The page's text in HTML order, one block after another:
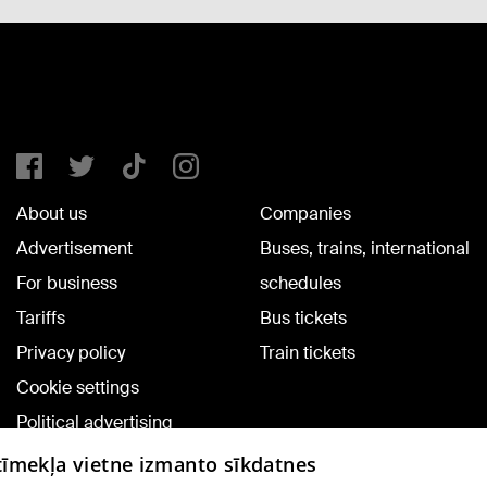
About us
Advertisement
For business
Tariffs
Privacy policy
Cookie settings
Political advertising
Cookie policy
Companies
Buses, trains, international
schedules
Bus tickets
Train tickets
vietne izmanto sīkdatnes